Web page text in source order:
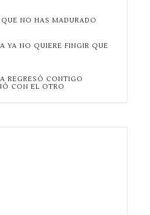
NO HAS MADURADO
YA NO QUIERE FINGIR QUE
REGRESÓ CONTIGO
CON EL OTRO